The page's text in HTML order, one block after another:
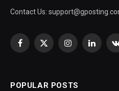
Contact Us:
Facebook
X
InstagramLinkedIn
POPULAR POSTS